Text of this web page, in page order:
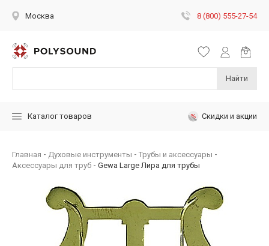
Москва 8 (800) 555-27-54
Найти
Каталог товаров Скидки и акции
Главная Духовые инструменты
Трубы и аксессуары
Аксессуары для труб
Gewa Large Лира для трубы